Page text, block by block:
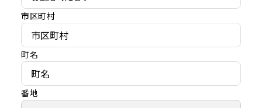
市区町村
町名
番地